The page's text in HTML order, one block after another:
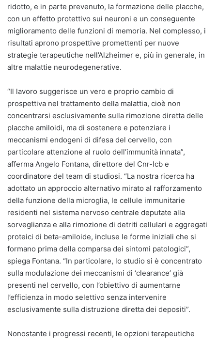
ridotto, e in parte prevenuto, la formazione delle placche,
con un effetto protettivo sui neuroni e un conseguente
miglioramento delle funzioni di memoria. Nel complesso, i
risultati aprono prospettive promettenti per nuove
strategie terapeutiche nell’Alzheimer e, più in generale, in
altre malattie neurodegenerative.
“Il lavoro suggerisce un vero e proprio cambio di
prospettiva nel trattamento della malattia, cioè non
concentrarsi esclusivamente sulla rimozione diretta delle
placche amiloidi, ma di sostenere e potenziare i
meccanismi endogeni di difesa del cervello, con
particolare attenzione al ruolo dell’immunità innata”,
afferma Angelo Fontana, direttore del Cnr-Icb e
coordinatore del team di studiosi. “La nostra ricerca ha
adottato un approccio alternativo mirato al rafforzamento
della funzione della microglia, le cellule immunitarie
residenti nel sistema nervoso centrale deputate alla
sorveglianza e alla rimozione di detriti cellulari e aggregati
proteici di beta-amiloide, incluse le forme iniziali che si
formano prima della comparsa dei sintomi patologici”,
spiega Fontana. “In particolare, lo studio si è concentrato
sulla modulazione dei meccanismi di ‘clearance’ già
presenti nel cervello, con l’obiettivo di aumentarne
l’efficienza in modo selettivo senza intervenire
esclusivamente sulla distruzione diretta dei depositi”.
Nonostante i progressi recenti, le opzioni terapeutiche